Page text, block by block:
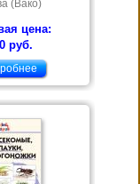
(Вако)
цена:
руб.